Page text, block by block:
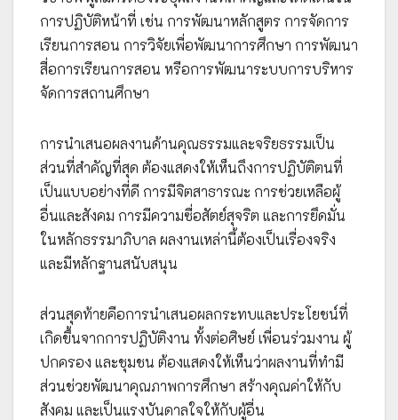
การปฏิบัติหน้าที่ เช่น การพัฒนาหลักสูตร การจัดการ
เรียนการสอน การวิจัยเพื่อพัฒนาการศึกษา การพัฒนา
สื่อการเรียนการสอน หรือการพัฒนาระบบการบริหาร
จัดการสถานศึกษา
การนำเสนอผลงานด้านคุณธรรมและจริยธรรมเป็น
ส่วนที่สำคัญที่สุด ต้องแสดงให้เห็นถึงการปฏิบัติตนที่
เป็นแบบอย่างที่ดี การมีจิตสาธารณะ การช่วยเหลือผู้
อื่นและสังคม การมีความซื่อสัตย์สุจริต และการยึดมั่น
ในหลักธรรมาภิบาล ผลงานเหล่านี้ต้องเป็นเรื่องจริง
และมีหลักฐานสนับสนุน
ส่วนสุดท้ายคือการนำเสนอผลกระทบและประโยชน์ที่
เกิดขึ้นจากการปฏิบัติงาน ทั้งต่อศิษย์ เพื่อนร่วมงาน ผู้
ปกครอง และชุมชน ต้องแสดงให้เห็นว่าผลงานที่ทำมี
ส่วนช่วยพัฒนาคุณภาพการศึกษา สร้างคุณค่าให้กับ
สังคม และเป็นแรงบันดาลใจให้กับผู้อื่น